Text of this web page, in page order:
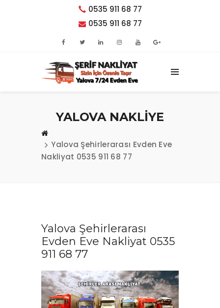
0535 911 68 77
0535 911 68 77
YALOVA NAKLİYE
Yalova Şehirlerarası Evden Eve
Nakliyat 0535 911 68 77
Yalova Şehirlerarası
Evden Eve Nakliyat 0535
911 68 77